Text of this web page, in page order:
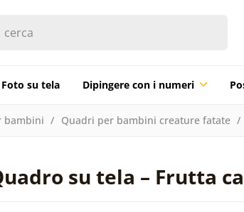
Foto su tela Dipingere con i numeri
bambini Quadri per bambini creature fatate
su tela – Frutta